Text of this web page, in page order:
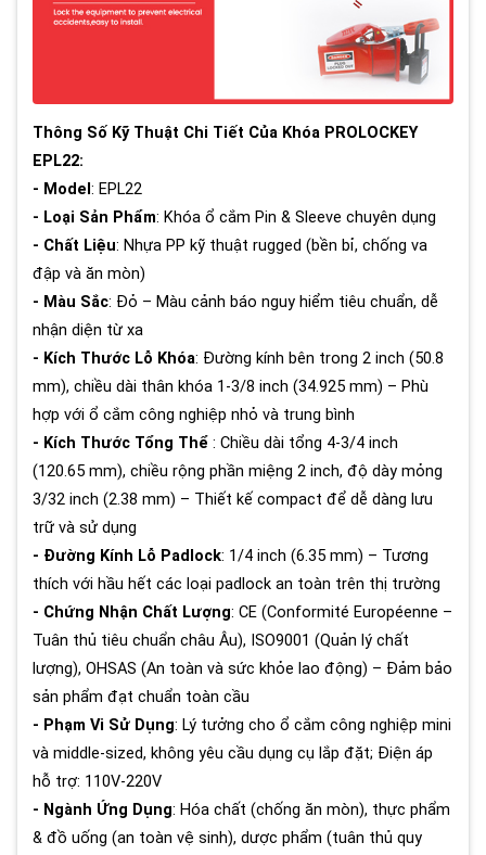
Thông Số Kỹ Thuật Chi Tiết Của Khóa PROLOCKEY
EPL22:
- Model: EPL22
- Loại Sản Phẩm: Khóa ổ cắm Pin & Sleeve chuyên dụng
- Chất Liệu: Nhựa PP kỹ thuật rugged (bền bỉ, chống va
đập và ăn mòn)
- Màu Sắc: Đỏ – Màu cảnh báo nguy hiểm tiêu chuẩn, dễ
nhận diện từ xa
- Kích Thước Lỗ Khóa: Đường kính bên trong 2 inch (50.8
mm), chiều dài thân khóa 1-3/8 inch (34.925 mm) – Phù
hợp với ổ cắm công nghiệp nhỏ và trung bình
- Kích Thước Tổng Thể : Chiều dài tổng 4-3/4 inch
(120.65 mm), chiều rộng phần miệng 2 inch, độ dày mỏng
3/32 inch (2.38 mm) – Thiết kế compact để dễ dàng lưu
trữ và sử dụng
- Đường Kính Lỗ Padlock: 1/4 inch (6.35 mm) – Tương
thích với hầu hết các loại padlock an toàn trên thị trường
- Chứng Nhận Chất Lượng: CE (Conformité Européenne –
Tuân thủ tiêu chuẩn châu Âu), ISO9001 (Quản lý chất
lượng), OHSAS (An toàn và sức khỏe lao động) – Đảm bảo
sản phẩm đạt chuẩn toàn cầu
- Phạm Vi Sử Dụng: Lý tưởng cho ổ cắm công nghiệp mini
và middle-sized, không yêu cầu dụng cụ lắp đặt; Điện áp
hỗ trợ: 110V-220V
- Ngành Ứng Dụng: Hóa chất (chống ăn mòn), thực phẩm
& đồ uống (an toàn vệ sinh), dược phẩm (tuân thủ quy